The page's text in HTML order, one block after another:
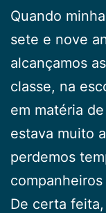
Quando
sete e nove
alcançamos
classe, na
em matéria
estava muito
perdemos
De certa